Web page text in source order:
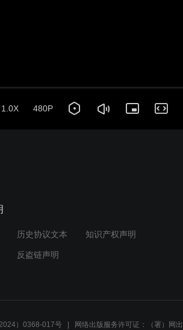
1.0X 480P
历史协议文本 知识产权声明
反盗链声明
）0368-017号 网络出版服务许可证：（署）网